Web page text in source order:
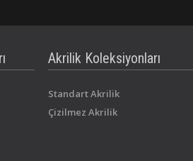
Akrilik Koleksiyonları
Standart Akrilik
Çizilmez Akrilik